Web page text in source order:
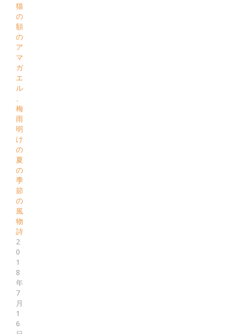
猫
の
額
の
ア
マ
ガ
エ
ル
梅
雨
明
け
の
夏
の
季
節
の
風
物
詩
2
0
1
8
年
7
月
1
6